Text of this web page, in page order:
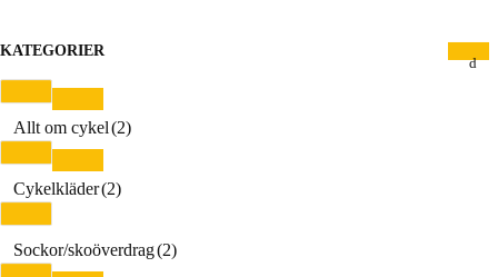
KATEGORIER
Allt om cykel(2)
Cykelkläder(2)
Sockor/skoöverdrag(2)